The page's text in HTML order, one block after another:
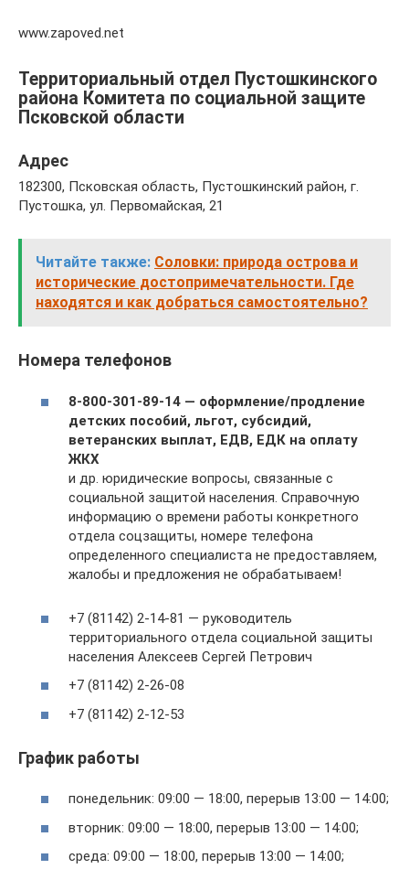
www.zapoved.net
Территориальный отдел Пустошкинского
района Комитета по социальной защите
Псковской области
Адрес
182300, Псковская область, Пустошкинский район, г.
Пустошка, ул. Первомайская, 21
Читайте также: Соловки: природа острова и
исторические достопримечательности. Где
находятся и как добраться самостоятельно?
Номера телефонов
8-800-301-89-14 — оформление/продление
детских пособий, льгот, субсидий,
ветеранских выплат, ЕДВ, ЕДК на оплату
ЖКХ
и др. юридические вопросы, связанные с
социальной защитой населения. Справочную
информацию о времени работы конкретного
отдела соцзащиты, номере телефона
определенного специалиста не предоставляем,
жалобы и предложения не обрабатываем!
+7 (81142) 2-14-81 — руководитель
территориального отдела социальной защиты
населения Алексеев Сергей Петрович
+7 (81142) 2-26-08
+7 (81142) 2-12-53
График работы
понедельник: 09:00 — 18:00, перерыв 13:00 — 14:00;
вторник: 09:00 — 18:00, перерыв 13:00 — 14:00;
среда: 09:00 — 18:00, перерыв 13:00 — 14:00;